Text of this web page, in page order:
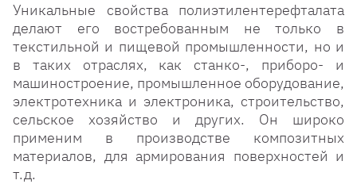
Уникальные свойства полиэтилентерефталата
делают его востребованным не только в
текстильной и пищевой промышленности, но и
в таких отраслях, как станко-, приборо- и
машиностроение, промышленное оборудование,
электротехника и электроника, строительство,
сельское хозяйство и других. Он широко
применим в производстве композитных
материалов, для армирования поверхностей и
т.д.